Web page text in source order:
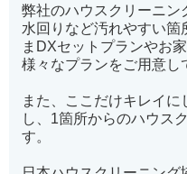
弊社のハウスクリーニン
水回りなど汚れやすい箇
まDXセットプランやお
様々なプランをご用意し
また、ここだけキレイに
し、1箇所からのハウス
す。